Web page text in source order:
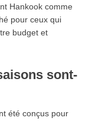
Hankook comme
pour ceux qui
budget et
sont-
été conçus pour